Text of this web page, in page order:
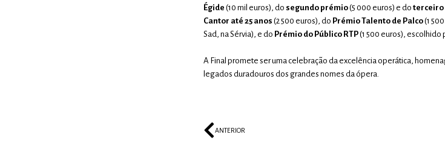
Égide (10 mil euros), do segundo prémio(5 000 euros) e do terceiro
Cantor até 25 anos (2 500 euros), do Prémio Talento de Palco(1
Sad, na Sérvia), e do Prémio do Público RTP(1 500 euros), escolhido
A Final promete ser uma celebração da excelência operática,
legados duradouros dos grandes nomes da ópera.
ANTERIOR